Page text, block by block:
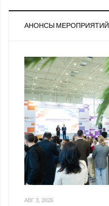
АНОНСЫ МЕРОПРИЯТИЙ
АВГ 3, 2026